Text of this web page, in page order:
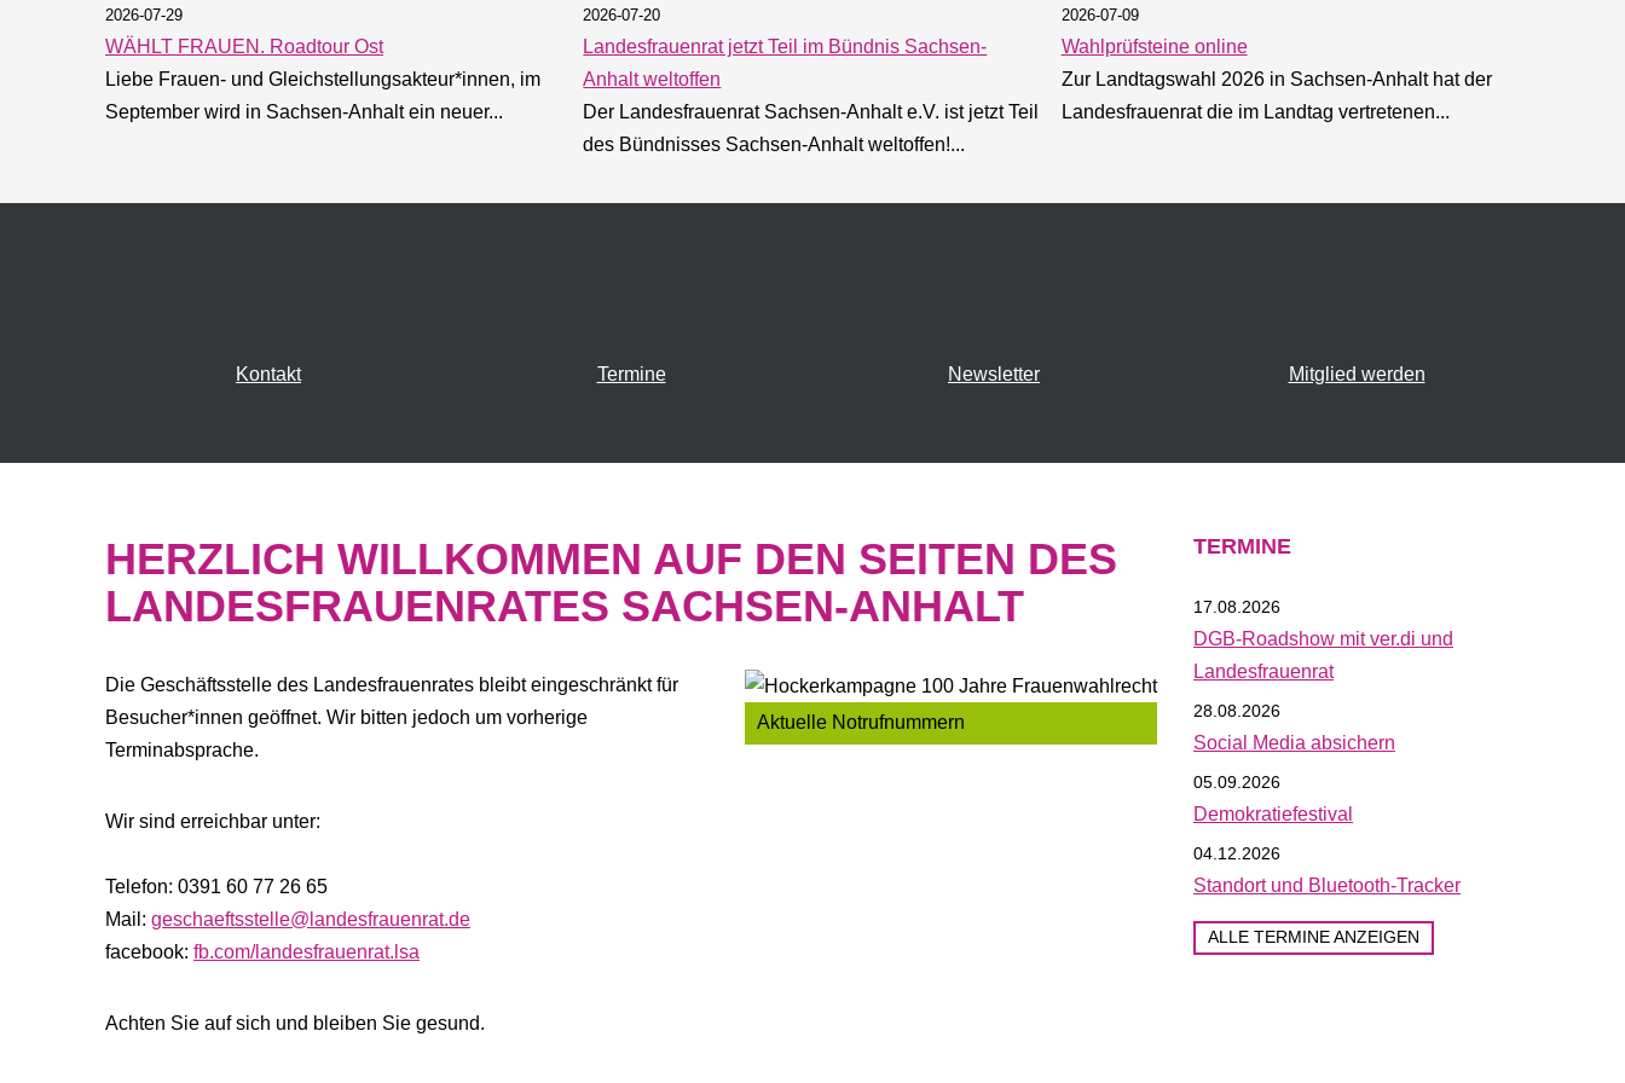
Landtagswahl 2026
Am Sonntag, den 06. September 2026 wählt Sachsen-Anhalt einen neuen Landtag. Nutze deine Stimme!
finden Sie alle Pressemitteilungen, Stellungnahmen und Materialien/ Veröffentlichungen des Landesfrauenrates.
Foto: Yvonne Most
Mehr erfahren …
2026-07-29
WÄHLT FRAUEN. Roadtour Ost
Liebe Frauen- und Gleichstellungsakteur*innen, im
September wird in Sachsen-Anhalt ein neuer...
2026-07-20
Landesfrauenrat jetzt Teil im Bündnis Sachsen-
Anhalt weltoffen
Der Landesfrauenrat Sachsen-Anhalt e.V. ist jetzt Teil
des Bündnisses Sachsen-Anhalt weltoffen!...
2026-07-09
Wahlprüfsteine online
Zur Landtagswahl 2026 in Sachsen-Anhalt hat der
Landesfrauenrat die im Landtag vertretenen...
Kontakt Termine Newsletter Mitglied werden
HERZLICH WILLKOMMEN AUF DEN SEITEN DES
LANDESFRAUENRATES SACHSEN-ANHALT
Aktuelle Notrufnummern
Die Geschäftsstelle des Landesfrauenrates bleibt eingeschränkt für
Besucher*innen geöffnet. Wir bitten jedoch um vorherige
Terminabsprache.
Wir sind erreichbar unter:
Telefon: 0391 60 77 26 65
Mail: geschaeftsstelle@landesfrauenrat.de
facebook: fb.com/landesfrauenrat.lsa
Achten Sie auf sich und bleiben Sie gesund.
TERMINE
17.08.2026
DGB-Roadshow mit ver.di und
Landesfrauenrat
28.08.2026
Social Media absichern
05.09.2026
Demokratiefestival
04.12.2026
Standort und Bluetooth-Tracker
ALLE TERMINE ANZEIGEN